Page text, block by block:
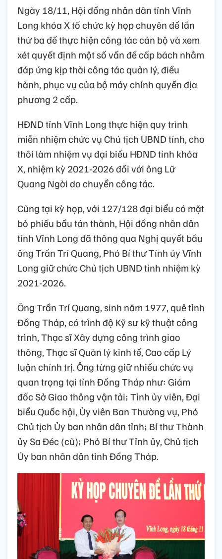
Ngày 18/11, Hội đồng nhân dân tỉnh Vĩnh
Long khóa X tổ chức kỳ họp chuyên đề lần
thứ ba để thực hiện công tác cán bộ và xem
xét quyết định một số vấn đề cấp bách nhằm
đáp ứng kịp thời công tác quản lý, điều
hành, phục vụ của bộ máy chính quyền địa
phương 2 cấp.
HĐND tỉnh Vĩnh Long thực hiện quy trình
miễn nhiệm chức vụ Chủ tịch UBND tỉnh, cho
thôi làm nhiệm vụ đại biểu HĐND tỉnh khóa
X, nhiệm kỳ 2021-2026 đối với ông Lữ
Quang Ngời do chuyển công tác.
Cũng tại kỳ họp, với 127/128 đại biểu có mặt
bỏ phiếu bầu tán thành, Hội đồng nhân dân
tỉnh Vĩnh Long đã thông qua Nghị quyết bầu
ông Trần Trí Quang, Phó Bí thư Tỉnh ủy Vĩnh
Long giữ chức Chủ tịch UBND tỉnh nhiệm kỳ
2021-2026.
Ông Trần Trí Quang, sinh năm 1977, quê tỉnh
Đồng Tháp, có trình độ Kỹ sư kỹ thuật công
trình, Thạc sĩ Xây dựng công trình giao
thông, Thạc sĩ Quản lý kinh tế, Cao cấp Lý
luận chính trị. Ông từng giữ nhiều chức vụ
quan trọng tại tỉnh Đồng Tháp như: Giám
đốc Sở Giao thông vận tải; Tỉnh ủy viên, Đại
biểu Quốc hội, Ủy viên Ban Thường vụ, Phó
Chủ tịch Ủy ban nhân dân tỉnh; Bí thư Thành
ủy Sa Đéc (cũ); Phó Bí thư Tỉnh ủy, Chủ tịch
Ủy ban nhân dân tỉnh Đồng Tháp.